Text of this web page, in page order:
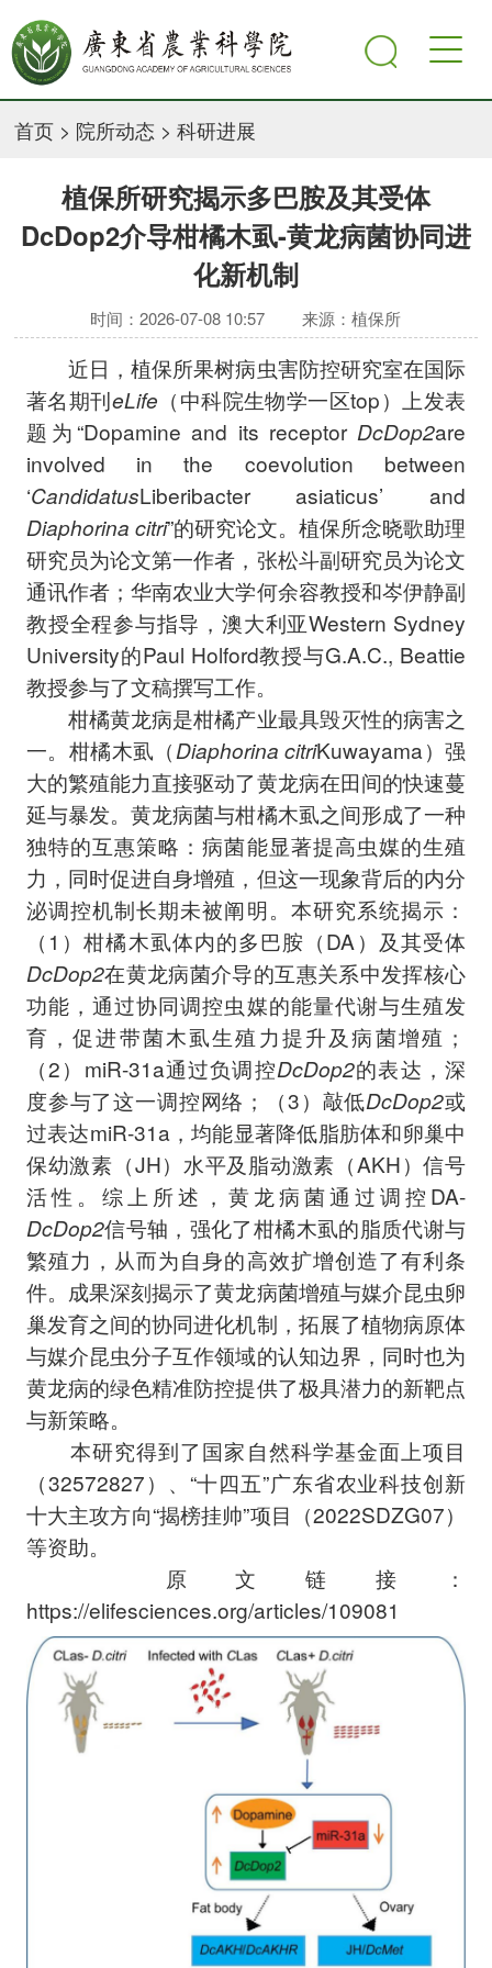
首页 > 院所动态 >科研进展
植保所研究揭示多巴胺及其受体
DcDop2介导柑橘木虱-黄龙病菌协同进
化新机制
时间：2026-07-08 10:57 来源：植保所
近日，植保所果树病虫害防控研究室在国际
著名期刊eLife （中科院生物学一区top）上发表
题为“Dopamine and its receptor DcDop2are
involved in the coevolution between
‘CandidatusLiberibacter asiaticus’ and
Diaphorina citri”的研究论文。植保所念晓歌助理
研究员为论文第一作者，张松斗副研究员为论文
通讯作者；华南农业大学何余容教授和岑伊静副
教授全程参与指导，澳大利亚Western Sydney
University的Paul Holford教授与G.A.C., Beattie
教授参与了文稿撰写工作。
柑橘黄龙病是柑橘产业最具毁灭性的病害之
一。柑橘木虱（Diaphorina citriKuwayama）强
大的繁殖能力直接驱动了黄龙病在田间的快速蔓
延与暴发。黄龙病菌与柑橘木虱之间形成了一种
独特的互惠策略：病菌能显著提高虫媒的生殖
力，同时促进自身增殖，但这一现象背后的内分
泌调控机制长期未被阐明。本研究系统揭示：
（1）柑橘木虱体内的多巴胺（DA）及其受体
DcDop2在黄龙病菌介导的互惠关系中发挥核心
功能，通过协同调控虫媒的能量代谢与生殖发
育，促进带菌木虱生殖力提升及病菌增殖；
（2）miR-31a通过负调控DcDop2的表达，深
度参与了这一调控网络；（3）敲低DcDop2或
过表达miR-31a，均能显著降低脂肪体和卵巢中
保幼激素（JH）水平及脂动激素（AKH）信号
活性。综上所述，黄龙病菌通过调控DA-
DcDop2信号轴，强化了柑橘木虱的脂质代谢与
繁殖力，从而为自身的高效扩增创造了有利条
件。成果深刻揭示了黄龙病菌增殖与媒介昆虫卵
巢发育之间的协同进化机制，拓展了植物病原体
与媒介昆虫分子互作领域的认知边界，同时也为
黄龙病的绿色精准防控提供了极具潜力的新靶点
与新策略。
本研究得到了国家自然科学基金面上项目
（32572827）、“十四五”广东省农业科技创新
十大主攻方向“揭榜挂帅”项目（2022SDZG07）
等资助。
原文链接：
https://elifesciences.org/articles/109081